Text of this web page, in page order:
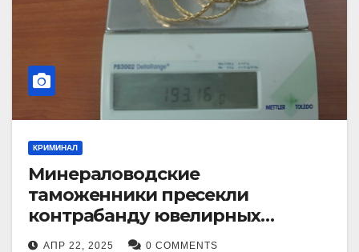
КРИМИНАЛ
Минераловодские
таможенники пресекли
контрабанду ювелирных
изделий на 2 млн рублей
АПР 22, 2025 0 COMMENTS